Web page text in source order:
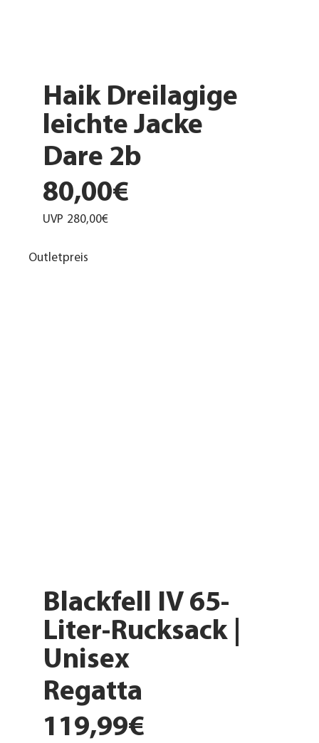
Haik Dreilagige
leichte Jacke
Dare 2b
80,00€
UVP 280,00€
Blackfell IV 65-
Liter-Rucksack |
Unisex
Regatta
119,99€
Outletpreis